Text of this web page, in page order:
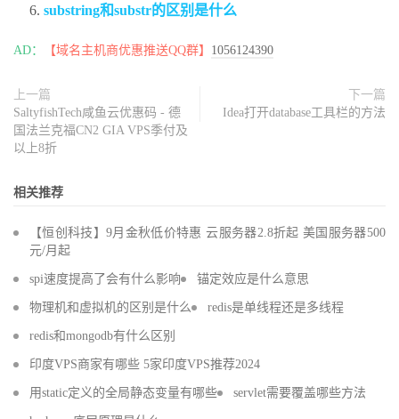
substring和substr的区别是什么
AD： 【域名主机商优惠推送QQ群】 1056124390
上一篇
SaltyfishTech咸鱼云优惠码 - 德
国法兰克福CN2 GIA VPS季付及
以上8折
下一篇
Idea打开database工具栏的方法
相关推荐
【恒创科技】9月金秋低价特惠 云服务器2.8折起 美国服务器500
元/月起
spi速度提高了会有什么影响 锚定效应是什么意思
物理机和虚拟机的区别是什么 redis是单线程还是多线程
redis和mongodb有什么区别
印度VPS商家有哪些 5家印度VPS推荐2024
用static定义的全局静态变量有哪些 servlet需要覆盖哪些方法